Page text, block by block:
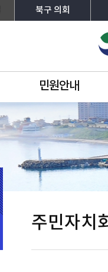
북구 의회
민원안내
주민자치